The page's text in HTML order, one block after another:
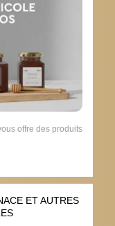
offre des produits
ET AUTRES